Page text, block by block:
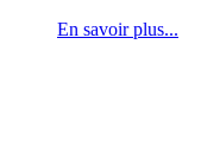
En savoir plus...